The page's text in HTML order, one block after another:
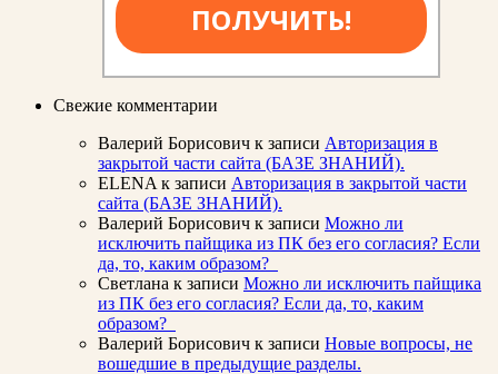
ПОЛУЧИТЬ!
Свежие комментарии
Валерий Борисович к записи Авторизация в
закрытой части сайта (БАЗЕ ЗНАНИЙ).
ELENA к записи Авторизация в закрытой части
сайта (БАЗЕ ЗНАНИЙ).
Валерий Борисович к записи Можно ли
исключить пайщика из ПК без его согласия? Если
да, то, каким образом?
Светлана к записи Можно ли исключить пайщика
из ПК без его согласия? Если да, то, каким
образом?
Валерий Борисович к записи Новые вопросы, не
вошедшие в предыдущие разделы.